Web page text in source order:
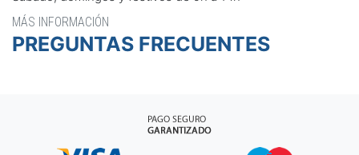
MÁS INFORMACIÓN
PREGUNTAS FRECUENTES